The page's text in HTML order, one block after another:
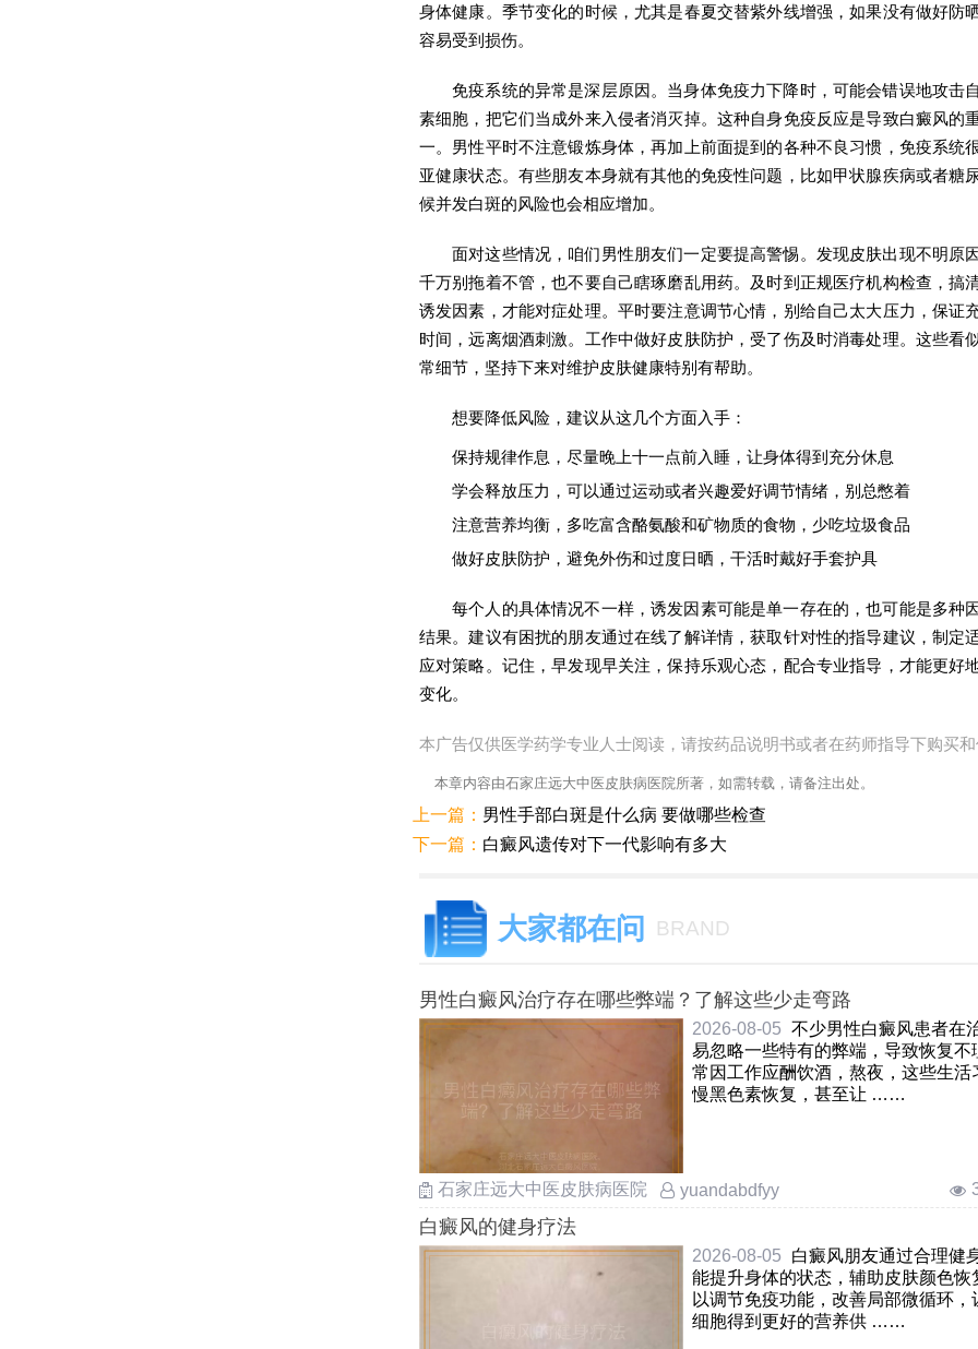
身体健康。季节变化的时候，尤其是春夏交替紫外线增强，如果没有做好防
容易受到损伤。
免疫系统的异常是深层原因。当身体免疫力下降时，可能会错误地攻击
素细胞，把它们当成外来入侵者消灭掉。这种自身免疫反应是导致白癜风的
一。男性平时不注意锻炼身体，再加上前面提到的各种不良习惯，免疫系统
亚健康状态。有些朋友本身就有其他的免疫性问题，比如甲状腺疾病或者糖
候并发白斑的风险也会相应增加。
面对这些情况，咱们男性朋友们一定要提高警惕。发现皮肤出现不明原
千万别拖着不管，也不要自己瞎琢磨乱用药。及时到正规医疗机构检查，搞
诱发因素，才能对症处理。平时要注意调节心情，别给自己太大压力，保证
时间，远离烟酒刺激。工作中做好皮肤防护，受了伤及时消毒处理。这些看
常细节，坚持下来对维护皮肤健康特别有帮助。
想要降低风险，建议从这几个方面入手：
保持规律作息，尽量晚上十一点前入睡，让身体得到充分休息
学会释放压力，可以通过运动或者兴趣爱好调节情绪，别总憋着
注意营养均衡，多吃富含酪氨酸和矿物质的食物，少吃垃圾食品
做好皮肤防护，避免外伤和过度日晒，干活时戴好手套护具
每个人的具体情况不一样，诱发因素可能是单一存在的，也可能是多种
结果。建议有困扰的朋友通过在线了解详情，获取针对性的指导建议，制定
应对策略。记住，早发现早关注，保持乐观心态，配合专业指导，才能更好
变化。
本广告仅供医学药学专业人士阅读，请按药品说明书或者在药师指导下购买
本章内容由石家庄远大中医皮肤病医院所著，如需转载，请备注出处。
上一篇： 男性手部白斑是什么病 要做哪些检查
下一篇： 白癜风遗传对下一代影响有多大
大家都在问 BRAND
男性白癜风治疗存在哪些弊端？了解这些少走弯路
2026-08-05 不少男性白癜风患者在
易忽略一些特有的弊端，导致恢复不
常因工作应酬饮酒，熬夜，这些生活
慢黑色素恢复，甚至让 ……
石家庄远大中医皮肤病医院 yuandabdfyy
白癜风的健身疗法
2026-08-05
白癜风朋友通过合理健
能提升身体的状态，辅助皮肤颜色恢
以调节免疫功能，改善局部微循环，
细胞得到更好的营养供 ……